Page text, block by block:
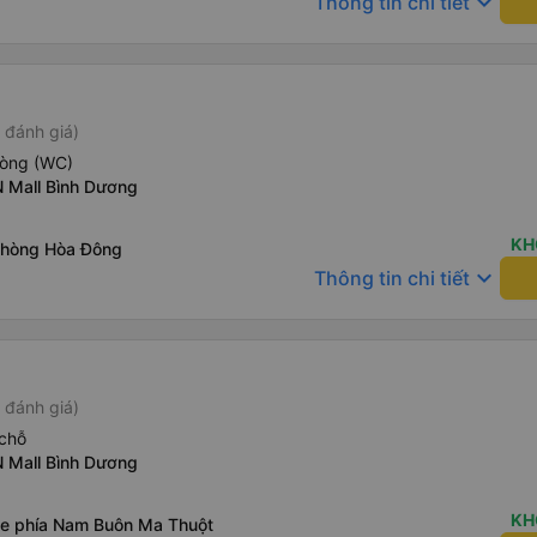
đánh giá)
(WC)
Mall Bình Dương
Hòa Đông
Thông tin chi tiết keyboard_arrow_down
đánh giá)
Mall Bình Dương
phía Nam Buôn Ma Thuột